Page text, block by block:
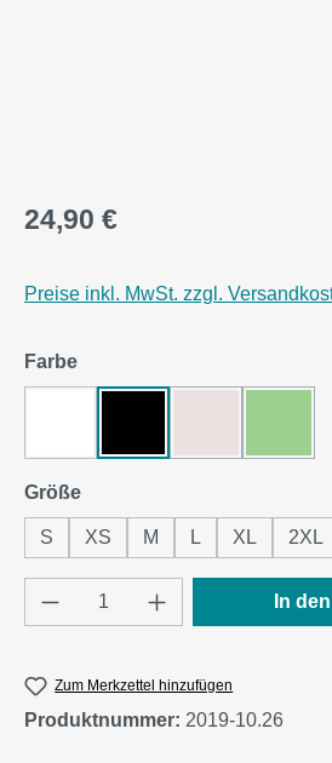
24,90 €
Preise inkl. MwSt. zzgl.
Farbeauswählen
Größeauswählen
S XS M L XL 2XL
Produkt Anzahl: Gib den
In
Zum Merkzettel hinzufügen
Produktnummer: 2019-10.26